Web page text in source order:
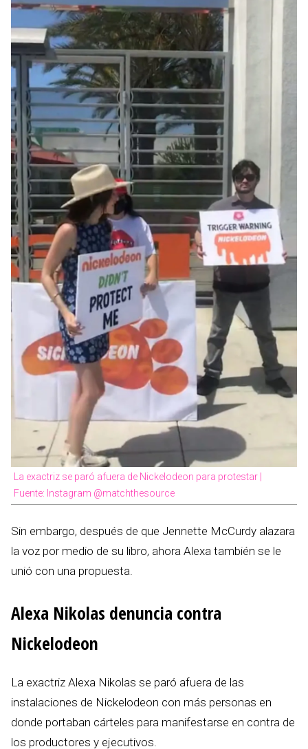
La exactriz se paró afuera de Nickelodeon para protestar |
Fuente: Instagram @matchthesource
Sin embargo, después de que Jennette McCurdy alazara
la voz por medio de su libro, ahora Alexa también se le
unió con una propuesta.
Alexa Nikolas denuncia contra
Nickelodeon
La exactriz Alexa Nikolas se paró afuera de las
instalaciones de Nickelodeon con más personas en
donde portaban cárteles para manifestarse en contra de
los productores y ejecutivos.